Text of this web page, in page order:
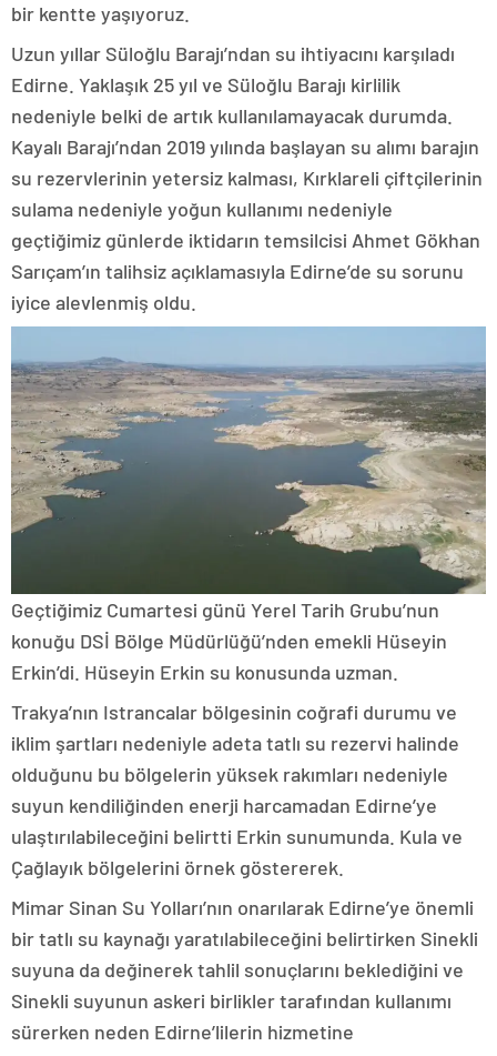
bir kentte yaşıyoruz.
Uzun yıllar Süloğlu Barajı’ndan su ihtiyacını karşıladı
Edirne. Yaklaşık 25 yıl ve Süloğlu Barajı kirlilik
nedeniyle belki de artık kullanılamayacak durumda.
Kayalı Barajı’ndan 2019 yılında başlayan su alımı barajın
su rezervlerinin yetersiz kalması, Kırklareli çiftçilerinin
sulama nedeniyle yoğun kullanımı nedeniyle
geçtiğimiz günlerde iktidarın temsilcisi Ahmet Gökhan
Sarıçam’ın talihsiz açıklamasıyla Edirne’de su sorunu
iyice alevlenmiş oldu.
Geçtiğimiz Cumartesi günü Yerel Tarih Grubu’nun
konuğu DSİ Bölge Müdürlüğü’nden emekli Hüseyin
Erkin’di. Hüseyin Erkin su konusunda uzman.
Trakya’nın Istrancalar bölgesinin coğrafi durumu ve
iklim şartları nedeniyle adeta tatlı su rezervi halinde
olduğunu bu bölgelerin yüksek rakımları nedeniyle
suyun kendiliğinden enerji harcamadan Edirne’ye
ulaştırılabileceğini belirtti Erkin sunumunda. Kula ve
Çağlayık bölgelerini örnek göstererek.
Mimar Sinan Su Yolları’nın onarılarak Edirne’ye önemli
bir tatlı su kaynağı yaratılabileceğini belirtirken Sinekli
suyuna da değinerek tahlil sonuçlarını beklediğini ve
Sinekli suyunun askeri birlikler tarafından kullanımı
sürerken neden Edirne’lilerin hizmetine